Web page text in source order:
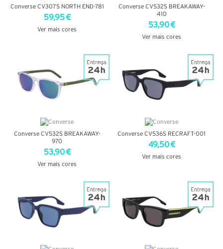
Converse CV307S NORTH END-781
59,95 €
Ver mais cores
Converse CV532S BREAKAWAY-
410
53,90 €
Ver mais cores
Converse CV532S BREAKAWAY-
970
53,90 €
Ver mais cores
Converse CV536S RECRAFT-001
49,50 €
Ver mais cores